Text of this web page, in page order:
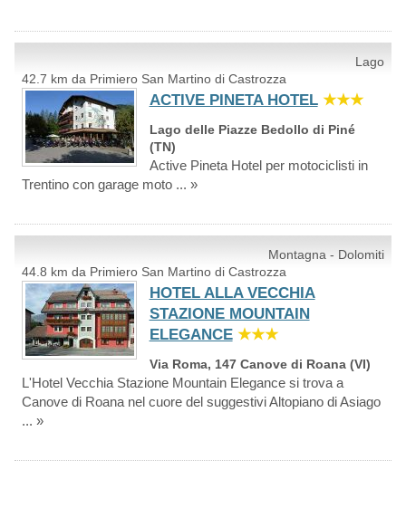
Lago
42.7 km da Primiero San Martino di Castrozza
ACTIVE PINETA HOTEL ★★★
Lago delle Piazze Bedollo di Piné
(TN)
Active Pineta Hotel per motociclisti in
Trentino con garage moto ... »
Montagna - Dolomiti
44.8 km da Primiero San Martino di Castrozza
HOTEL ALLA VECCHIA
STAZIONE MOUNTAIN
ELEGANCE ★★★
Via Roma, 147 Canove di Roana (VI)
L'Hotel Vecchia Stazione Mountain Elegance si trova a
Canove di Roana nel cuore del suggestivi Altopiano di Asiago
... »